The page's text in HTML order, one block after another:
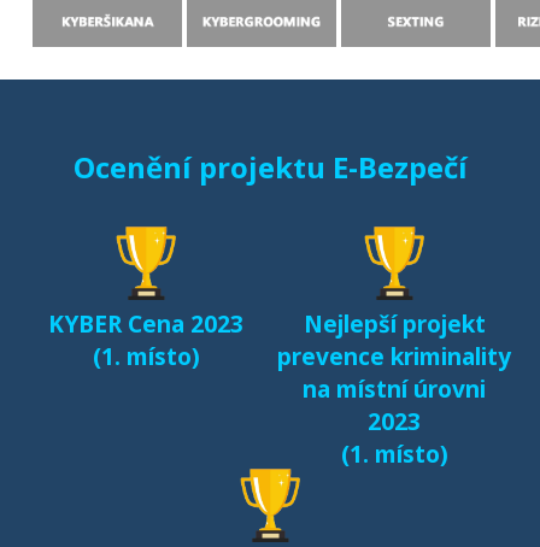
Ocenění projektu E-Bezpečí
KYBER Cena 2023
(1. místo)
Nejlepší projekt
prevence kriminality
na místní úrovni
2023
(1. místo)